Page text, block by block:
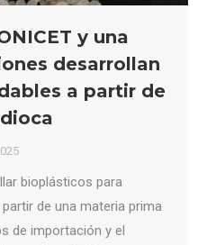
y una
desarrollan
a partir de
bioplásticos para
de una materia prima
de importación y el